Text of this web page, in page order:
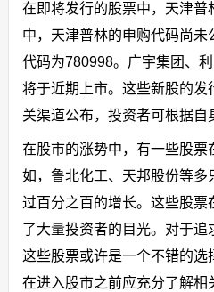
在即将发行的股票中，天津普
中，天津普林的申购代码尚未
代码为780998。广宇集团、
将于近期上市。这些新股的发
关渠道公布，投资者可根据自
在股市的涨势中，有一些股票
如，鲁北化工、天邦股份等多
过百分之百的增长。这些股票
了大量投资者的目光。对于追
这些股票或许是一个不错的选
在进入股市之前应充分了解相